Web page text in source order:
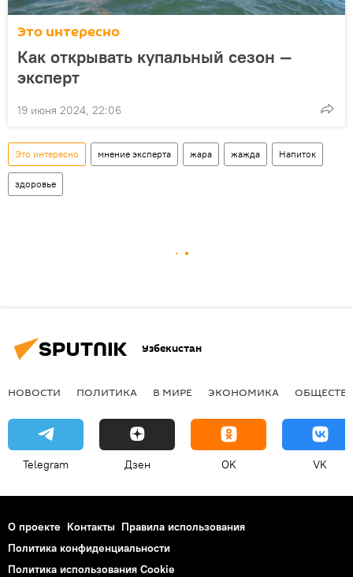
Это интересно
Как открывать купальный сезон —
эксперт
19 июня 2024, 22:06
Это интересно мнение эксперта жара жажда Напиток
здоровье
Узбекистан
НОВОСТИ ПОЛИТИКА В МИРЕ ЭКОНОМИКА
Telegram Дзен OK VK
О проекте Контакты Правила использования
Политика конфиденциальности
Политика использования Cookie